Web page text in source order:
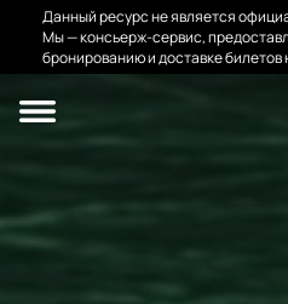
Данный ресурс не является
Мы — консьерж-сервис,
бронированию и доставке билетов